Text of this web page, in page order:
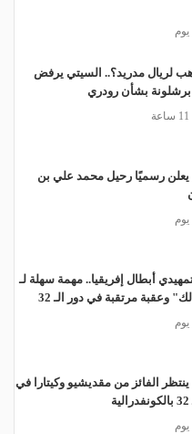
يوم
لريال مدريد؟.. السيتي يرفض
بشأن رودري
يعلن رسميًا رحيل محمد علي بن
يوم
أبطال إفريقيا.. مهمة سهلة لـ
وعقبة مرتقبة في دور الـ 32
يوم
ينتظر الفائز من مقديشيو وكيتارا في
يوم